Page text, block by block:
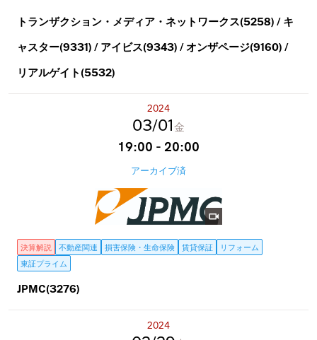
トランザクション・メディア・ネットワークス(5258) / キ
ャスター(9331) / アイビス(9343) / オンザページ(9160) /
リアルゲイト(5532)
2024
03 01金
19:00 - 20:00
アーカイブ済
決算解説 不動産関連 損害保険・生命保険 賃貸保証
リフォーム
東証プライム
JPMC(3276)
2024